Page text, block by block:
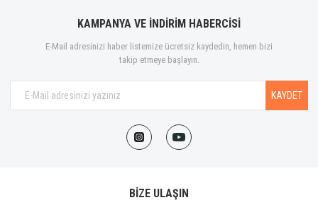
KAMPANYA VE İNDİRİM HABERCİSİ
E-Mail adresinizi haber listemize ücretsiz kaydedin, hemen bizi
takip etmeye başlayın.
KAYDET
BİZE ULAŞIN